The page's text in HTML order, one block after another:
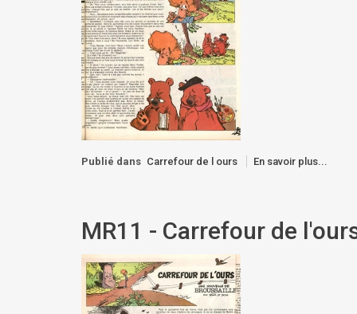
Publié dans Carrefour de l ours En savoir plus...
MR11 - Carrefour de